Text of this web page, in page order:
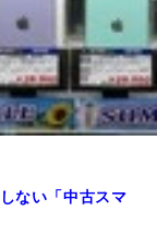
ない「中古スマ